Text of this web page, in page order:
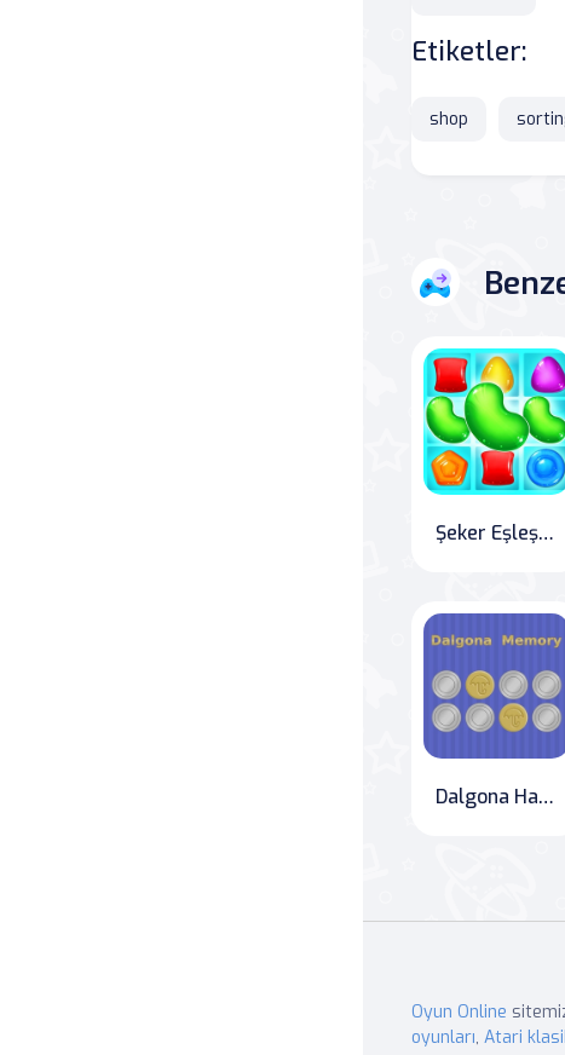
Etiketler:
shop
Şeker Eşleştirme 2
Dalgona Hafıza
Oyun Online
oyunları, Atari